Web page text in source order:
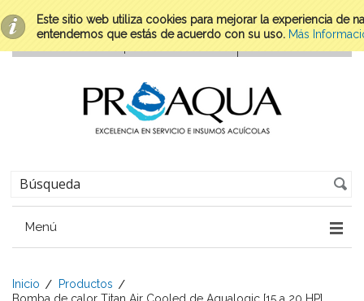
Este sitio web utiliza cookies para mejorar la experiencia de
entendemos que estás de acuerdo con su uso. Más
Menú
Inicio
Productos